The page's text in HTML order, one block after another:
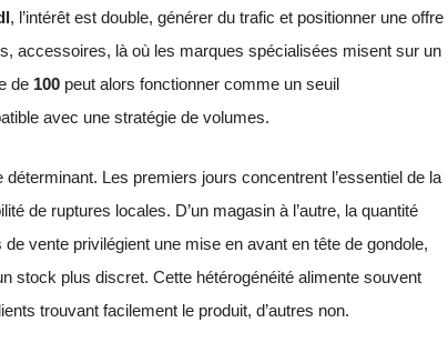
, l’intérêt est double, générer du trafic et positionner une offre
accessoires, là où les marques spécialisées misent sur un
de 100 peut alors fonctionner comme un seuil
avec une stratégie de volumes.
Les premiers jours concentrent l’essentiel de la
de ruptures locales. D’un magasin à l’autre, la quantité
vente privilégient une mise en avant en tête de gondole,
stock plus discret. Cette hétérogénéité alimente souvent
trouvant facilement le produit, d’autres non.